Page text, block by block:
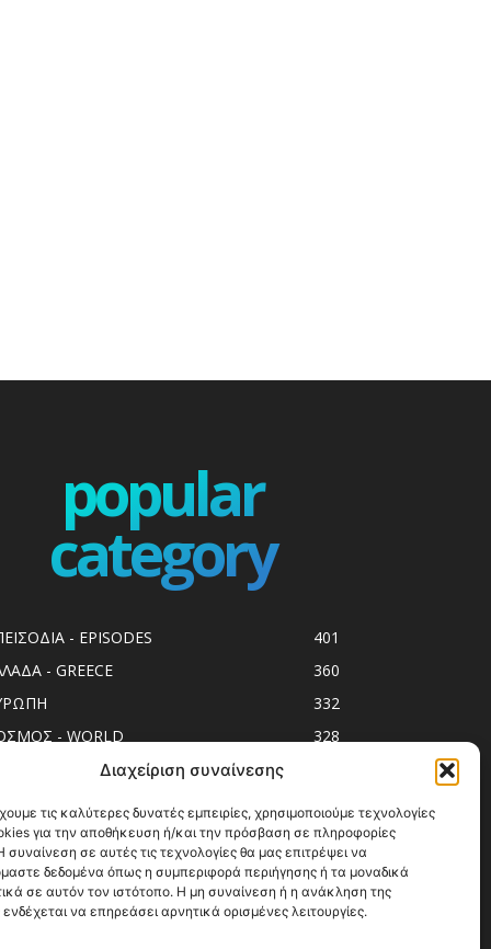
Διαχείριση συναίνεσης
τις καλύτερες δυνατές εμπειρίες, χρησιμοποιούμε τεχνολογίες
για την αποθήκευση ή/και την πρόσβαση σε πληροφορίες
σε αυτές τις τεχνολογίες θα μας επιτρέψει να
δεδομένα όπως η συμπεριφορά περιήγησης ή τα μοναδικά
σε αυτόν τον ιστότοπο. Η μη συναίνεση ή η ανάκληση της
να επηρεάσει αρνητικά ορισμένες λειτουργίες.
popular
category
- EPISODES
401
- GREECE
360
332
- WORLD
328
spots
294
Release
250
247
ΟΔΗΓΟΙ
215